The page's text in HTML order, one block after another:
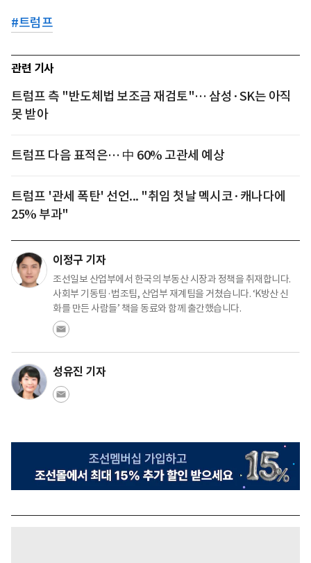
#트럼프
관련 기사
트럼프 측 "반도체법 보조금 재검토"… 삼성·SK는 아직
못 받아
트럼프 다음 표적은… 中 60% 고관세 예상
트럼프 '관세 폭탄' 선언... "취임 첫날 멕시코·캐나다에
25% 부과"
이정구 기자
조선일보 산업부에서 한국의 부동산 시장과 정책을 취재합니다.
사회부 기동팀·법조팀, 산업부 재계팀을 거쳤습니다. ‘K방산 신
화를 만든 사람들’ 책을 동료와 함께 출간했습니다.
성유진 기자